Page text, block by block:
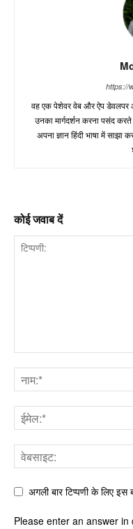
https://
वह एक पेशेवर वेब और ऐप डेवलपर
उनका मार्गदर्शन करना पसंद
अपना ज्ञान हिंदी भाषा में
कोई जवाब दें
अगली बार टिप्पणी के लिए
Please enter an answer in